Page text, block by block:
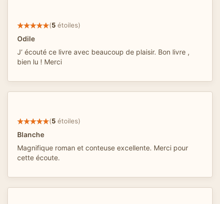
(5 étoiles)
Odile
J’ écouté ce livre avec beaucoup de plaisir. Bon livre ,
bien lu ! Merci
(5 étoiles)
Blanche
Magnifique roman et conteuse excellente. Merci pour
cette écoute.